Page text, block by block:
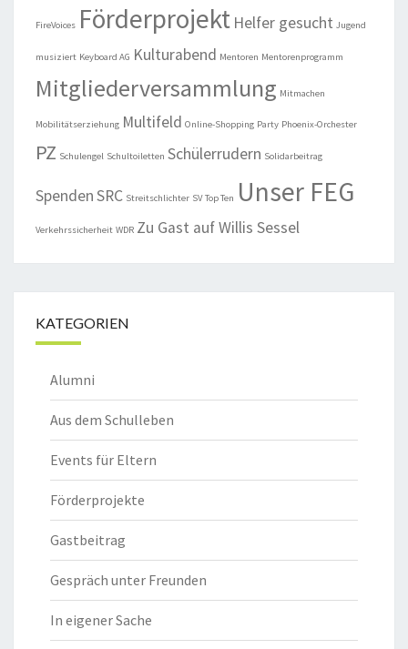
FireVoices Förderprojekt Helfer gesucht Jugend
musiziert Keyboard AG Kulturabend Mentoren Mentorenprogramm
Mitgliederversammlung Mitmachen
Mobilitätserziehung Multifeld Online-Shopping Party Phoenix-Orchester
PZ Schulengel Schultoiletten Schülerrudern Solidarbeitrag
SpendenSRC Streitschlichter SV Top Ten Unser FEG
Verkehrssicherheit WDR Zu Gast auf Willis Sessel
KATEGORIEN
Alumni
Aus dem Schulleben
Events für Eltern
Förderprojekte
Gastbeitrag
Gespräch unter Freunden
In eigener Sache